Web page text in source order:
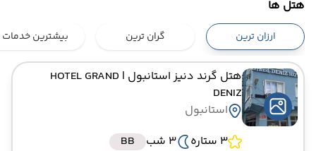
هتل ها
ارزان ترین گران ترین بیشترین خدمات
هتل گرند دنیز استانبول | HOTEL GRAND
DENIZ
استانبول
3 ستاره
3 شب BB